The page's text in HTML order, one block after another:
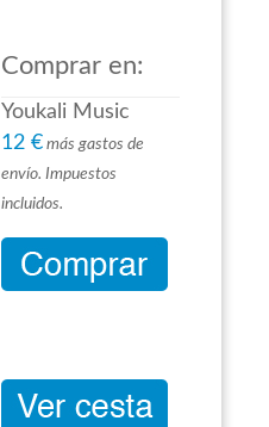
Comprar en:
Youkali Music
12 € más gastos de
envío. Impuestos
incluidos.